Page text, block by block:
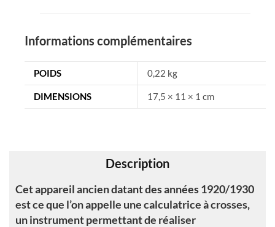
n
a
t
:
Informations complémentaires
POIDS 0,22 kg
DIMENSIONS 17,5 × 11 × 1 cm
Description
Cet appareil ancien datant des années 1920/1930
est ce que l’on appelle une calculatrice à crosses,
un instrument permettant de réaliser